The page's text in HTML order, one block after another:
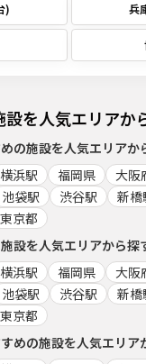
) 兵
を人気エリアか
の施設を人気エリアか
横浜駅 福岡県 大阪
池袋駅 渋谷駅 新橋
東京都
設を人気エリアから探
横浜駅 福岡県 大阪
池袋駅 渋谷駅 新橋
東京都
めの施設を人気エリア